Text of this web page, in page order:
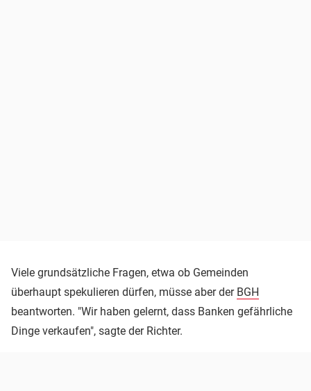
Viele grundsätzliche Fragen, etwa ob Gemeinden
überhaupt spekulieren dürfen, müsse aber der BGH
beantworten. "Wir haben gelernt, dass Banken gefährliche
Dinge verkaufen", sagte der Richter.